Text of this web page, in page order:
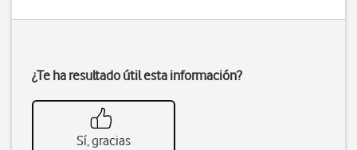
¿Te ha resultado útil esta información?
Sí, gracias